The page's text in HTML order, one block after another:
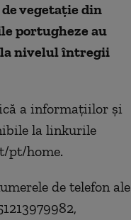
vegetaţie din
portugheze au
la nivelul întregii
a informaţiilor şi
la linkurile
pt/home.
de telefon ale